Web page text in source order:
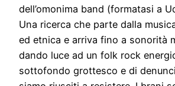
dell’omonima band (formatasi a
Una ricerca che parte dalla
ed etnica e arriva fino a sonorità
dando luce ad un folk rock
sottofondo grottesco e di